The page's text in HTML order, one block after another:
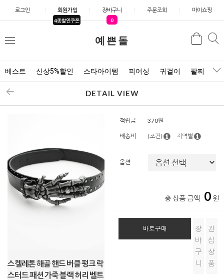
로그인 회원가입
4종할인쿠폰
장바구니
0
주문조회 마이쇼핑
예쁜돌
메
검색
베스트 신상5%할인 스타아이템 피어싱 귀걸이 팔찌 목
DETAIL VIEW
스켈레톤 해골 핸드 버클 펑크 락
스터드 패션 가죽 블랙 허리 벨트
적립금 370원
배송비 (조건) 지역별
옵션
총 상품 금액 0 원
바로구매
장
바
구
니
관
심
상
품